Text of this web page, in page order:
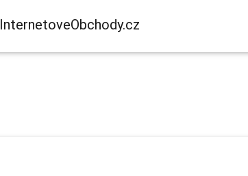
InternetoveObchody.cz